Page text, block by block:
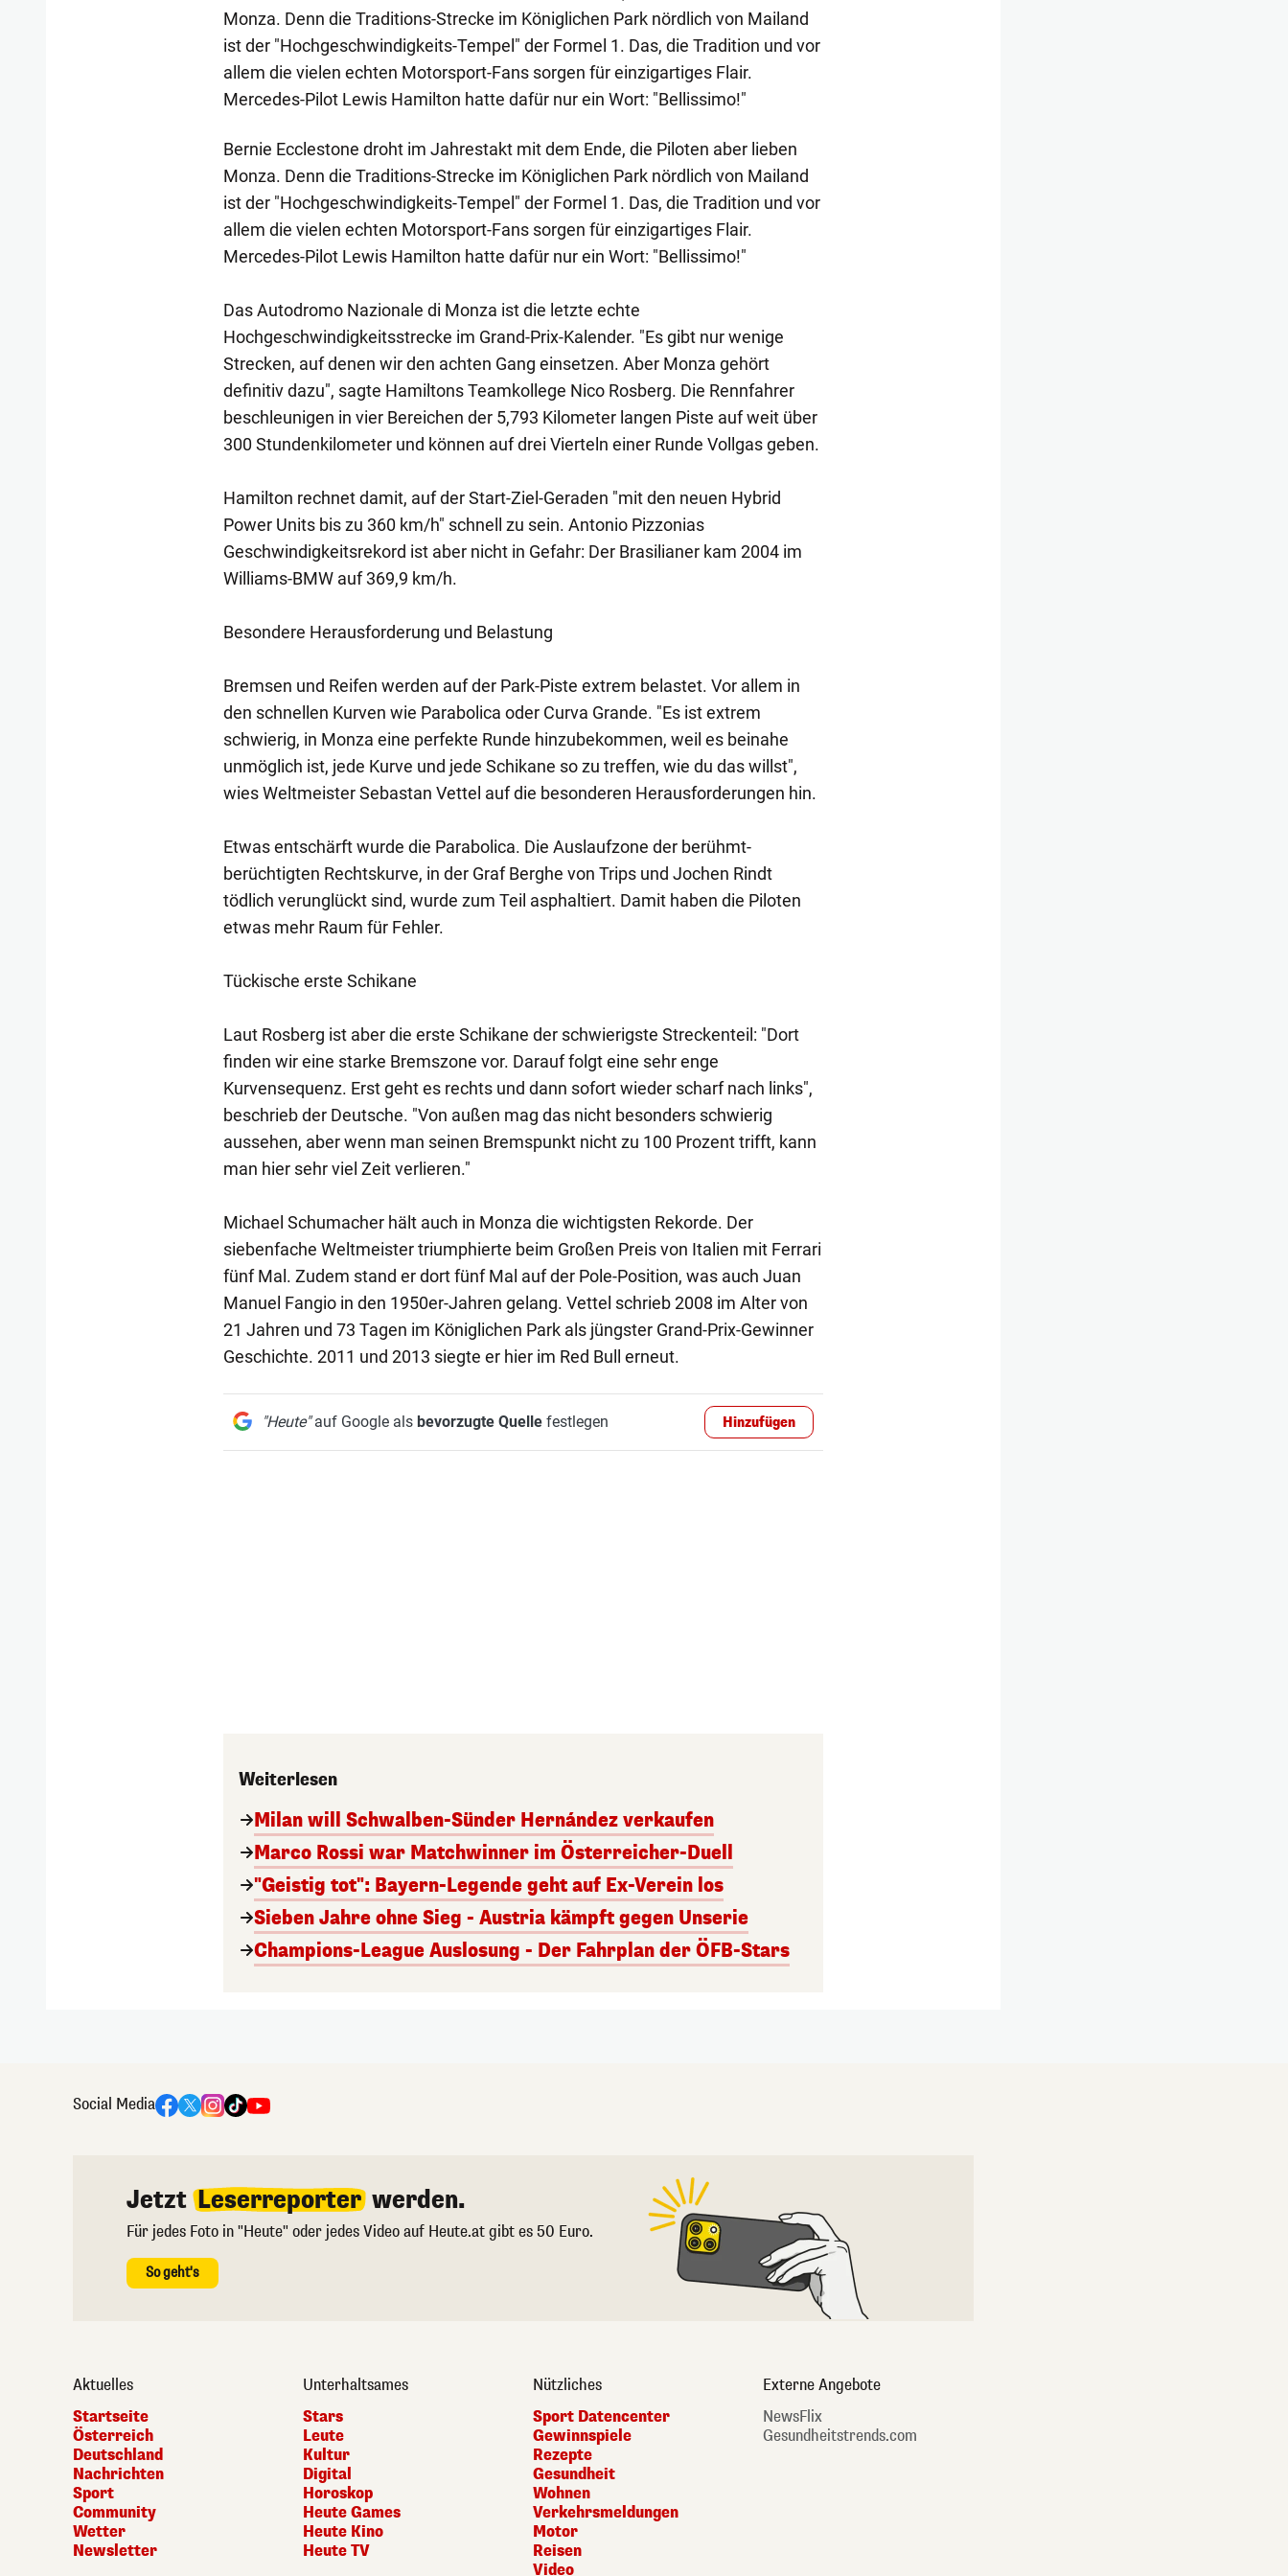
Monza. Denn die Traditions-Strecke im Königlichen Park nördlich von Mailand
ist der "Hochgeschwindigkeits-Tempel" der Formel 1. Das, die Tradition und vor
allem die vielen echten Motorsport-Fans sorgen für einzigartiges Flair.
Mercedes-Pilot Lewis Hamilton hatte dafür nur ein Wort: "Bellissimo!"
Bernie Ecclestone droht im Jahrestakt mit dem Ende, die Piloten aber lieben
Monza. Denn die Traditions-Strecke im Königlichen Park nördlich von Mailand
ist der "Hochgeschwindigkeits-Tempel" der Formel 1. Das, die Tradition und vor
allem die vielen echten Motorsport-Fans sorgen für einzigartiges Flair.
Mercedes-Pilot Lewis Hamilton hatte dafür nur ein Wort: "Bellissimo!"
Das Autodromo Nazionale di Monza ist die letzte echte
Hochgeschwindigkeitsstrecke im Grand-Prix-Kalender. "Es gibt nur wenige
Strecken, auf denen wir den achten Gang einsetzen. Aber Monza gehört
definitiv dazu", sagte Hamiltons Teamkollege Nico Rosberg. Die Rennfahrer
beschleunigen in vier Bereichen der 5,793 Kilometer langen Piste auf weit über
300 Stundenkilometer und können auf drei Vierteln einer Runde Vollgas geben.
Hamilton rechnet damit, auf der Start-Ziel-Geraden "mit den neuen Hybrid
Power Units bis zu 360 km/h" schnell zu sein. Antonio Pizzonias
Geschwindigkeitsrekord ist aber nicht in Gefahr: Der Brasilianer kam 2004 im
Williams-BMW auf 369,9 km/h.
Besondere Herausforderung und Belastung
Bremsen und Reifen werden auf der Park-Piste extrem belastet. Vor allem in
den schnellen Kurven wie Parabolica oder Curva Grande. "Es ist extrem
schwierig, in Monza eine perfekte Runde hinzubekommen, weil es beinahe
unmöglich ist, jede Kurve und jede Schikane so zu treffen, wie du das willst",
wies Weltmeister Sebastan Vettel auf die besonderen Herausforderungen hin.
Etwas entschärft wurde die Parabolica. Die Auslaufzone der berühmt-
berüchtigten Rechtskurve, in der Graf Berghe von Trips und Jochen Rindt
tödlich verunglückt sind, wurde zum Teil asphaltiert. Damit haben die Piloten
etwas mehr Raum für Fehler.
Tückische erste Schikane
Laut Rosberg ist aber die erste Schikane der schwierigste Streckenteil: "Dort
finden wir eine starke Bremszone vor. Darauf folgt eine sehr enge
Kurvensequenz. Erst geht es rechts und dann sofort wieder scharf nach links",
beschrieb der Deutsche. "Von außen mag das nicht besonders schwierig
aussehen, aber wenn man seinen Bremspunkt nicht zu 100 Prozent trifft, kann
man hier sehr viel Zeit verlieren."
Michael Schumacher hält auch in Monza die wichtigsten Rekorde. Der
siebenfache Weltmeister triumphierte beim Großen Preis von Italien mit Ferrari
fünf Mal. Zudem stand er dort fünf Mal auf der Pole-Position, was auch Juan
Manuel Fangio in den 1950er-Jahren gelang. Vettel schrieb 2008 im Alter von
21 Jahren und 73 Tagen im Königlichen Park als jüngster Grand-Prix-Gewinner
Geschichte. 2011 und 2013 siegte er hier im Red Bull erneut.
"Heute"auf Google als bevorzugte Quellefestlegen Hinzufügen
Weiterlesen
Milan will Schwalben-Sünder Hernández verkaufen
Marco Rossi war Matchwinner im Österreicher-Duell
"Geistig tot": Bayern-Legende geht auf Ex-Verein los
Sieben Jahre ohne Sieg - Austria kämpft gegen Unserie
Champions-League Auslosung - Der Fahrplan der ÖFB-Stars
Social Media
Jetzt Leserreporter werden.
Für jedes Foto in "Heute" oder jedes Video auf Heute.at gibt es 50 Euro.
So geht's
Aktuelles
Startseite
Österreich
Deutschland
Nachrichten
Sport
Community
Wetter
Newsletter
Unterhaltsames
Stars
Leute
Kultur
Digital
Horoskop
Heute Games
Heute Kino
Heute TV
Nützliches
Sport Datencenter
Gewinnspiele
Rezepte
Gesundheit
Wohnen
Verkehrsmeldungen
Motor
Reisen
Video
Externe Angebote
NewsFlix
Gesundheitstrends.com